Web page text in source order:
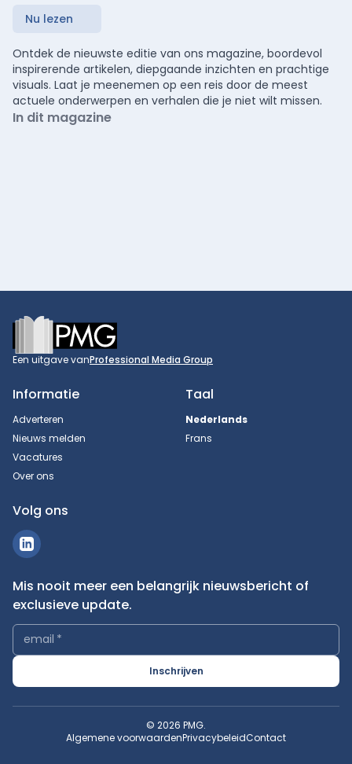
Nu lezen
Ontdek de nieuwste editie van ons magazine, boordevol
inspirerende artikelen, diepgaande inzichten en prachtige
visuals. Laat je meenemen op een reis door de meest
actuele onderwerpen en verhalen die je niet wilt missen.
In dit magazine
Footer
Een uitgave vanProfessional Media Group
Informatie
Adverteren
Nieuws melden
Vacatures
Over ons
Taal
Nederlands
Frans
Volg ons
Mis nooit meer een belangrijk nieuwsbericht of
exclusieve update.
email *
Inschrijven
© 2026 PMG.
Algemene voorwaardenPrivacybeleidContact